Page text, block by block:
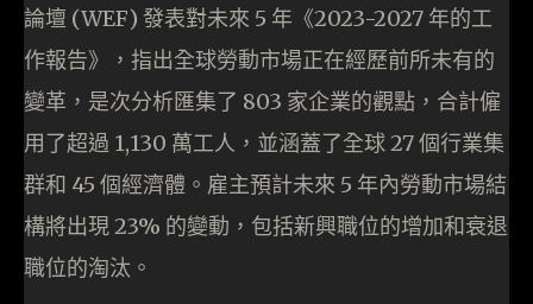
論壇 (WEF) 發表對未來 5 年《2023-2027 年的工
作報告》，指出全球勞動市場正在經歷前所未有的
變革，是次分析匯集了 803 家企業的觀點，合計僱
用了超過 1,130 萬工人，並涵蓋了全球 27 個行業集
群和 45 個經濟體。雇主預計未來 5 年內勞動市場結
構將出現 23% 的變動，包括新興職位的增加和衰退
職位的淘汰。